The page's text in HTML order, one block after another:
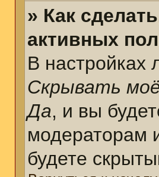
» Как
активных
В настройках
Скрывать
Да, и вы
модераторам
будете